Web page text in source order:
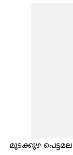
മുടക്കുഴ